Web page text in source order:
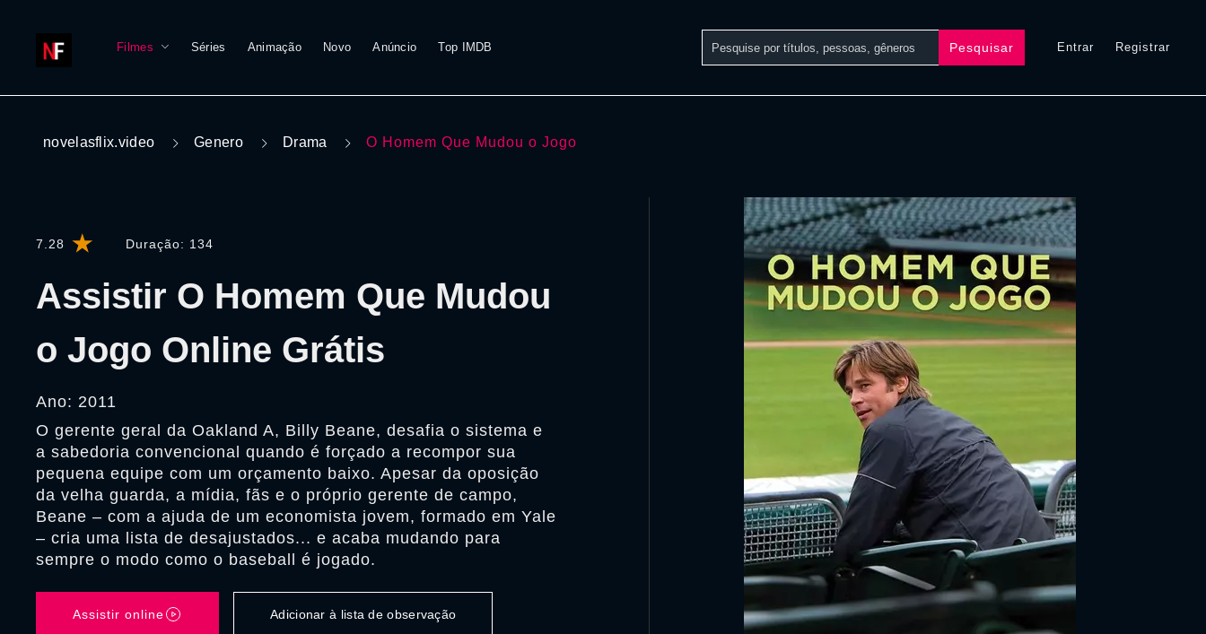
Filmes Séries Animação Novo Anúncio Top IMDB Pesquisar Entrar Registrar
novelasflix.video Genero Drama O Homem Que Mudou o Jogo
7.28 Duração: 134
Assistir O Homem Que Mudou
o Jogo Online Grátis
Ano: 2011
O gerente geral da Oakland A, Billy Beane, desafia o sistema e
a sabedoria convencional quando é forçado a recompor sua
pequena equipe com um orçamento baixo. Apesar da oposição
da velha guarda, a mídia, fãs e o próprio gerente de campo,
Beane – com a ajuda de um economista jovem, formado em Yale
– cria uma lista de desajustados... e acaba mudando para
sempre o modo como o baseball é jogado.
Assistir online Adicionar à lista de observação